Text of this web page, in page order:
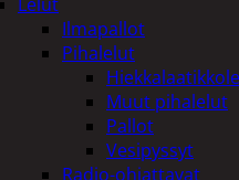
Ilmapallot
Pihalelut
Muut pihalelut
Pallot
Vesipyssyt
Radio-ohjattavat